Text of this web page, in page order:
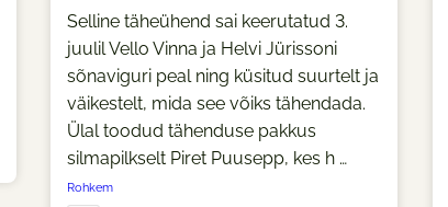
Selline täheühend sai keerutatud 3.
juulil Vello Vinna ja Helvi Jürissoni
sõnaviguri peal ning küsitud suurtelt ja
väikestelt, mida see võiks tähendada.
Ülal toodud tähenduse pakkus
silmapilkselt Piret Puusepp, kes h …
Rohkem